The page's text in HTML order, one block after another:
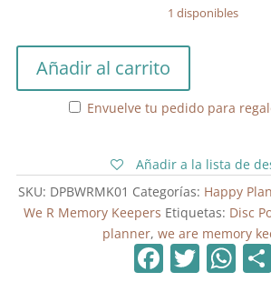
1 disponibles
Power
Punch
Añadir al carrito
Envuelve tu pedido para
Añadir a la lista de
SKU: DPBWRMK01 Categorías: Happy
We R Memory Keepers Etiquetas: Disc
planner, we are memory
F T W